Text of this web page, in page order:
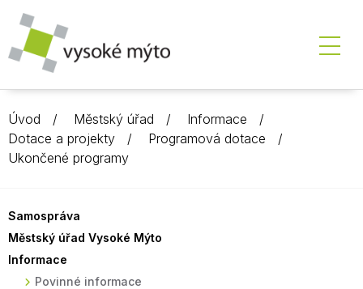
Úvod Městský úřad
Informace
Dotace a projekty
Programová dotace
Ukončené programy
Samospráva
Městský úřad Vysoké Mýto
Informace
Povinné informace